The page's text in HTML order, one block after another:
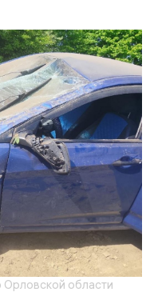
области